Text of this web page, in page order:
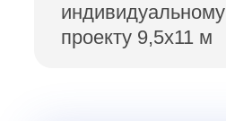
индивидуальному
проекту 9,5х11 м